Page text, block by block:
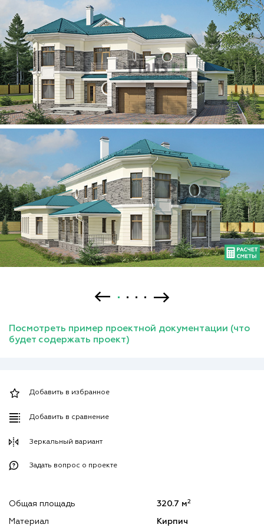
Посмотреть пример проектной документации (что
будет содержать проект)
Добавить в избранное
Добавить в сравнение
Зеркальный вариант
Задать вопрос о проекте
Общая площадь 320.7 м2
Материал Кирпич